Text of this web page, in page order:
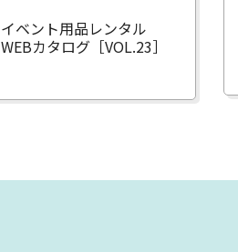
イベント用品レンタル
WEBカタログ［VOL.23］